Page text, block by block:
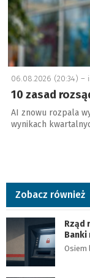
06.08.2026 (20:34) –
10 zasad
AI znowu rozpala
wynikach
Zobacz również
Rząd
Banki
Osiem